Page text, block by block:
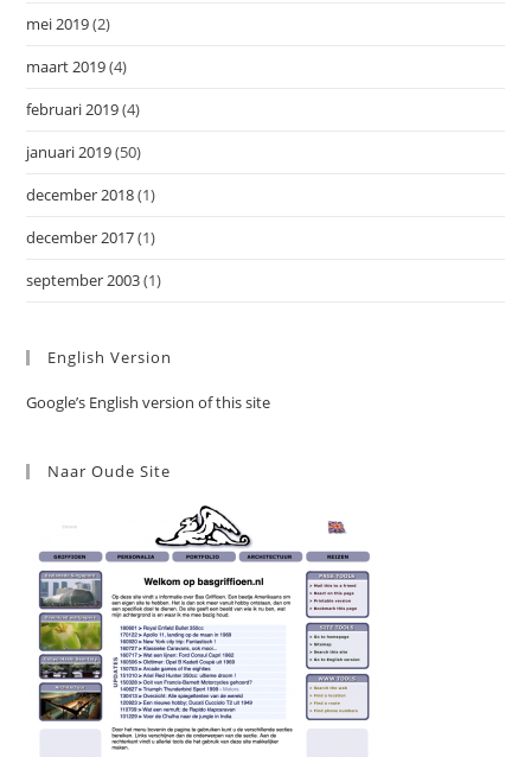
mei 2019(2)
maart 2019(4)
februari 2019(4)
januari 2019(50)
december 2018(1)
december 2017(1)
september 2003(1)
English Version
Google’s English version of this site
Naar Oude Site